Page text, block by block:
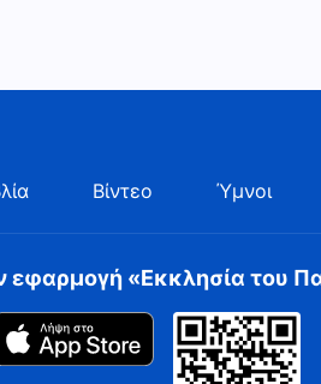
Βίντεο Ύμνοι
εφαρμογή «Εκκλησία του